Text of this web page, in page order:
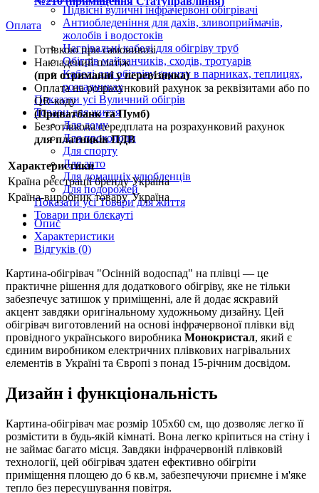
Підвісні вуличні інфрачервоні обігрівачі
Антиобледеніння для дахів, зливоприймачів,
жолобів і водостоків
Нагрівальні кабелі для обігріву труб
Обігрів майданчиків, сходів, тротуарів
Кабелі для обігріву ґрунту в парниках, теплицях,
розсадниках
Показати усі Вуличний обігрів
Товари для життя
Для дому
Для прохолоди
Для спорту
Для авто
Для домашніх улюбленців
Для подорожей
Показати усі Товари для життя
Товари при блєкауті
Оплата
Готівкою при самовивозі
Накладений платіж
(при отриманні у перевізника)
Оплата на розрахунковий рахунок за реквізитами або по
QR-коду
(Приватбанк та Пумб)
Безготівкова передплата на розрахунковий рахунок
для платників ПДВ
Характеристики
Країна реєстрації бренду Україна
Країна-виробник товару Україна
Опис
Характеристики
Відгуків (0)
Картина-обігрівач "Осінній водоспад" на плівці — це
практичне рішення для додаткового обігріву, яке не тільки
забезпечує затишок у приміщенні, але й додає яскравий
акцент завдяки оригінальному художньому дизайну. Цей
обігрівач виготовлений на основі інфрачервоної плівки від
провідного українського виробника Монокристал, який є
єдиним виробником електричних плівкових нагрівальних
елементів в Україні та Європі з понад 15-річним досвідом.
Дизайн і функціональність
Картина-обігрівач має розмір 105х60 см, що дозволяє легко її
розмістити в будь-якій кімнаті. Вона легко кріпиться на стіну і
не займає багато місця. Завдяки інфрачервоній плівковій
технології, цей обігрівач здатен ефективно обігріти
приміщення площею до 6 кв.м, забезпечуючи приємне і м'яке
тепло без пересушування повітря.